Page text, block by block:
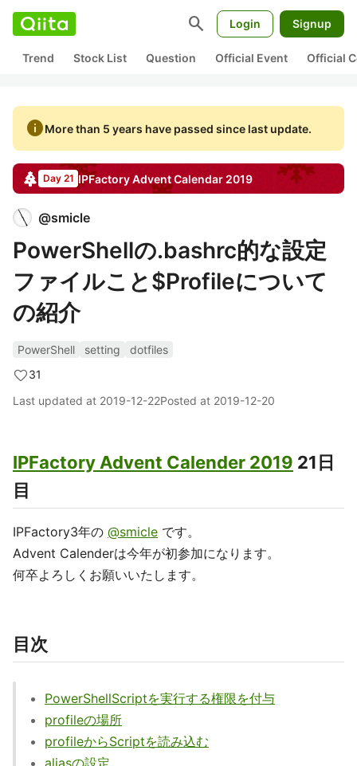
search Login Signup
Trend Stock List Question Official Event Official
infoMore than 5 years have passed since last update.
Day 21 IPFactoryAdvent Calendar 2019
@smicle
PowerShellの.bashrc的な設定
ファイルこと$Profileについて
の紹介
PowerShell setting
dotfiles
31
Last updated at 2019-12-22Posted at 2019-12-20
IPFactory Advent Calender 2019 21日
目
IPFactory3年の @smicle です。
Advent Calenderは今年が初参加になります。
何卒よろしくお願いいたします。
目次
PowerShellScriptを実行する権限を付与
profileの場所
profileからScriptを読み込む
aliasの設定